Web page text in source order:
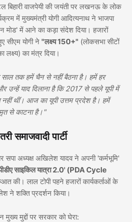
बिहारी वाजपेयी की जयंती पर लखनऊ के लोक
में मुख्यमंत्री योगी आदित्यनाथ ने भाजपा
मोड' में आने का कड़ा संदेश दिया। हजारों
सीएम योगी ने "लक्ष्य 150+" (लोकसभा सीटों
लक्ष्य) का मंत्र दिया।
तक हमें चैन से नहीं बैठना है। हमें हर
उन्हें याद दिलाना है कि 2017 से पहले यूपी में
नहीं थीं। आज का यूपी उत्तम प्रदेश है। हमें
से काटना है।"
समाजवादी पार्टी
सपा अध्यक्ष अखिलेश यादव ने अपनी 'कर्मभूमि'
साइकिल यात्रा 2.0' (PDA Cycle
की। लाल टोपी पहने हजारों कार्यकर्ताओं के
ने शक्ति प्रदर्शन किया।
मुद्दों पर सरकार को घेरा: